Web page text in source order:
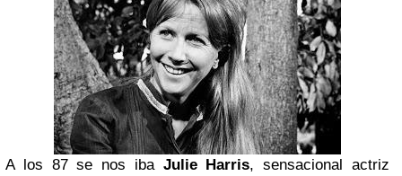
A los 87 se nos iba Julie Harris, sensacional actriz